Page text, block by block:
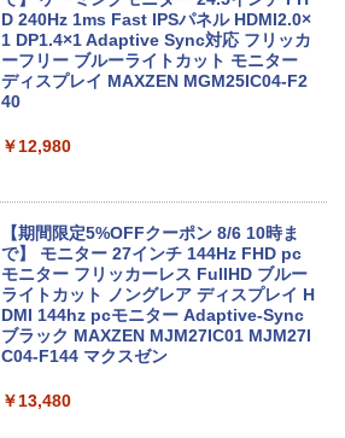
Pro WPS Office 2024付き メモリ8GB S
SD256GB/1TB選択可 12型 無線LAN HD
MI 軽量 モバイル ビジネス 在宅勤務 学生
向け
dynabook B65/D B65/Mシリーズ / Win
dows11/ 高性能 第8世代Core i5-8250u/
8GB/ 爆速256GB-SSD/ カメラ/ 無線/ リ
カバリ/ Office付き/ Win11【中古ノート
パソコン 中古パソコン 中古PC】税込送
料無料 あす楽対応 即日発送
料 ※沖縄・離島を除く
￥33,000
【期間限定P15倍+最大10%OFFクーポ
品 送料無料 中古デスクトップパソコン
中古パソコン デスクトップパソコン デス
クトップ PC ミニPC OFFICE付き
￥37,400
D 240Hz 1ms Fast IPSパネル HDMI2.0×
1 DP1.4×1 Adaptive Sync対応 フリッカ
ーフリー ブルーライトカット モニター
ディスプレイ MAXZEN MGM25IC04-F2
40
￥12,980
【期間限定5%OFFクーポン 8/6 10時ま
で】 モニター 27インチ 144Hz FHD pc
モニター フリッカーレス FullHD ブルー
ライトカット ノングレア ディスプレイ H
DMI 144hz pcモニター Adaptive-Sync
ブラック MAXZEN MJM27IC01 MJM27I
C04-F144 マクスゼン
￥13,480